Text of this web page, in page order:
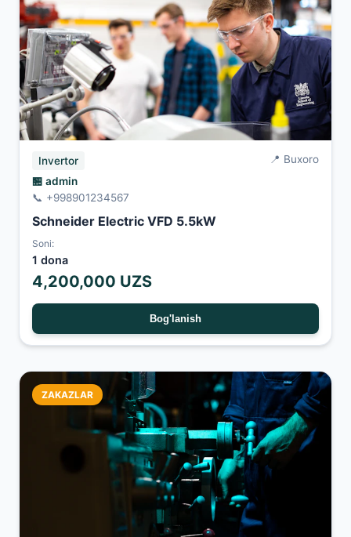
Invertor
📍 Buxoro
🏪 admin
📞 +998901234567
Schneider Electric VFD 5.5kW
Soni:
1 dona
4,200,000 UZS
Bog'lanish
ZAKAZLAR